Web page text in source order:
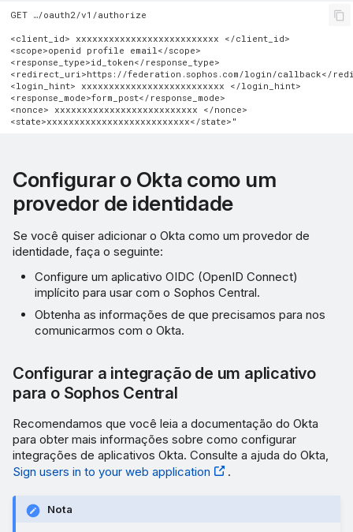
GET …/oauth2/v1/authorize
<client_id> xxxxxxxxxxxxxxxxxxxxxxxxxx </client_id>
<scope>openid profile email</scope>
<response_type>id_token</response_type>
<redirect_uri>https://federation.sophos.com/login/callback</
<login_hint> xxxxxxxxxxxxxxxxxxxxxxxxxx </login_hint>
<response_mode>form_post</response_mode>
<nonce> xxxxxxxxxxxxxxxxxxxxxxxxxx </nonce>
Configurar o Okta como um
provedor de identidade
Se você quiser adicionar o Okta como um provedor de
identidade, faça o seguinte:
Configure um aplicativo OIDC (OpenID Connect)
implícito para usar com o Sophos Central.
Obtenha as informações de que precisamos para nos
comunicarmos com o Okta.
Configurar a integração de um aplicativo
para o Sophos Central
Recomendamos que você leia a documentação do Okta
para obter mais informações sobre como configurar
integrações de aplicativos Okta. Consulte a ajuda do Okta,
Sign users in to your web application
.
Nota